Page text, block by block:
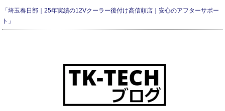
「埼玉春日部｜25年実績の12Vクーラー後付け高信頼店｜安心のアフターサポー
ト」